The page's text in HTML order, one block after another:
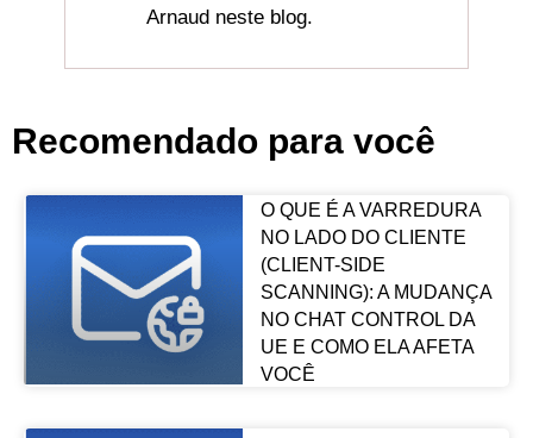
Arnaud neste blog.
Recomendado para você
O QUE É A VARREDURA
NO LADO DO CLIENTE
(CLIENT-SIDE
SCANNING): A MUDANÇA
NO CHAT CONTROL DA
UE E COMO ELA AFETA
VOCÊ